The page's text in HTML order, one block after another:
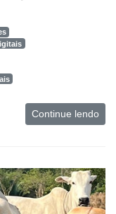
Continue lendo